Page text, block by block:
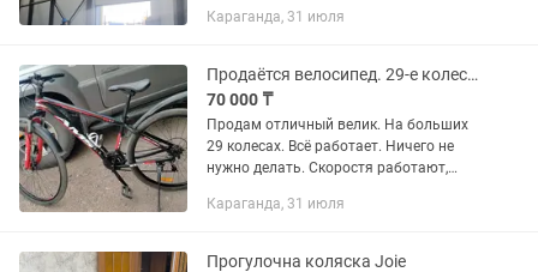
- Высокая прочность: оцинкованная
Караганда, 31 июля
Продаётся велосипед. 29-е колеса.
70 000 ₸
Продам отличный велик. На больших
29 колесах. Всё работает. Ничего не
нужно делать. Скоростя работают,
вилка работает. Стоит новый
Караганда, 31 июля
Прогулочна коляска Joie